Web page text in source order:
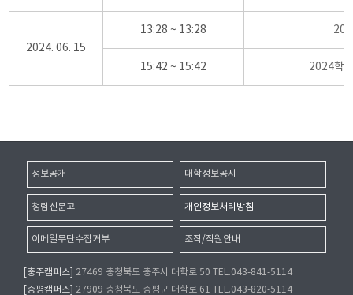
2024. 06. 15
13:28 ~ 13:28
15:42 ~ 15:42 2024학
정보공개 대학정보공시
청렴신문고 개인정보처리방침
이메일무단수집거부 조직/직원안내
[충주캠퍼스]
27469 충청북도 충주시 대학로 50 TEL.043-841-5114
[증평캠퍼스]
27909 충청북도 증평군 대학로 61 TEL.043-820-5114